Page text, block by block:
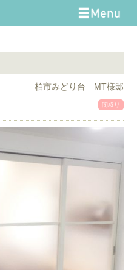
柏市みどり台 MT様邸
間取り